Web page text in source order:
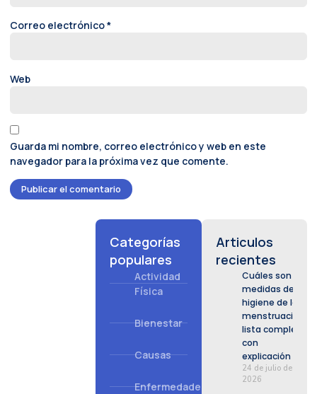
Correo electrónico*
Web
Guarda mi nombre, correo electrónico y web en este
navegador para la próxima vez que comente.
Categorías
populares
Actividad
Física
Bienestar
Causas
Enfermedades
Articulos
recientes
Cuáles son las
medidas de
higiene de la
menstruación:
lista completa
con
explicación
24 de julio de
2026